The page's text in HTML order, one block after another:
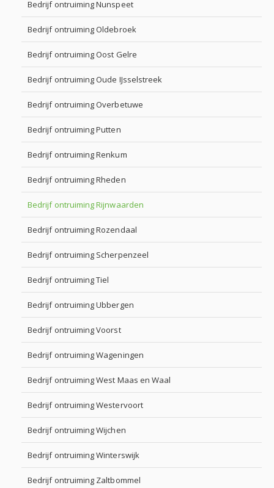
Bedrijf ontruiming Nunspeet
Bedrijf ontruiming Oldebroek
Bedrijf ontruiming Oost Gelre
Bedrijf ontruiming Oude IJsselstreek
Bedrijf ontruiming Overbetuwe
Bedrijf ontruiming Putten
Bedrijf ontruiming Renkum
Bedrijf ontruiming Rheden
Bedrijf ontruiming Rijnwaarden
Bedrijf ontruiming Rozendaal
Bedrijf ontruiming Scherpenzeel
Bedrijf ontruiming Tiel
Bedrijf ontruiming Ubbergen
Bedrijf ontruiming Voorst
Bedrijf ontruiming Wageningen
Bedrijf ontruiming West Maas en Waal
Bedrijf ontruiming Westervoort
Bedrijf ontruiming Wijchen
Bedrijf ontruiming Winterswijk
Bedrijf ontruiming Zaltbommel